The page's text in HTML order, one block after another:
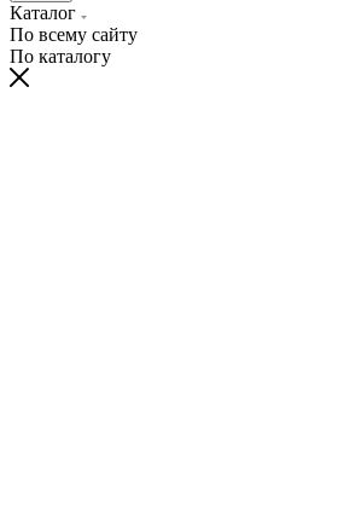
Каталог
По всему сайту
По каталогу